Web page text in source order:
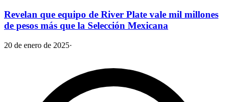
Revelan que equipo de River Plate vale mil millones
de pesos más que la Selección Mexicana
20 de enero de 2025·